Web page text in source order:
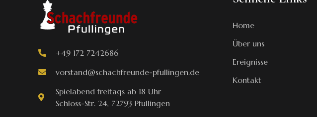
+49 172 7242686
vorstand@schachfreunde-pfullingen.de
Spielabend freitags ab 18 Uhr
Schloss-Str. 24, 72793 Pfullingen
Home
Über uns
Ereignisse
Kontakt